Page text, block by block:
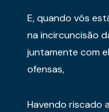
E, quando vós
na incircuncisão
juntamente com
ofensas,
Havendo riscado